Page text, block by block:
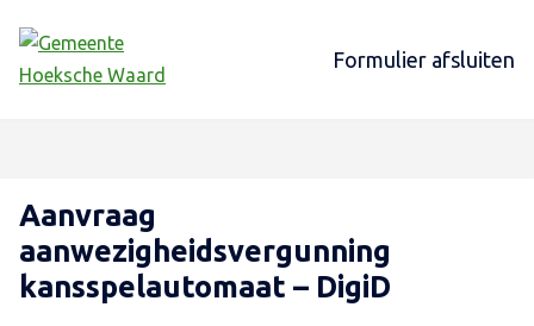
Formulier afsluiten
Aanvraag
aanwezigheidsvergunning
kansspelautomaat – DigiD